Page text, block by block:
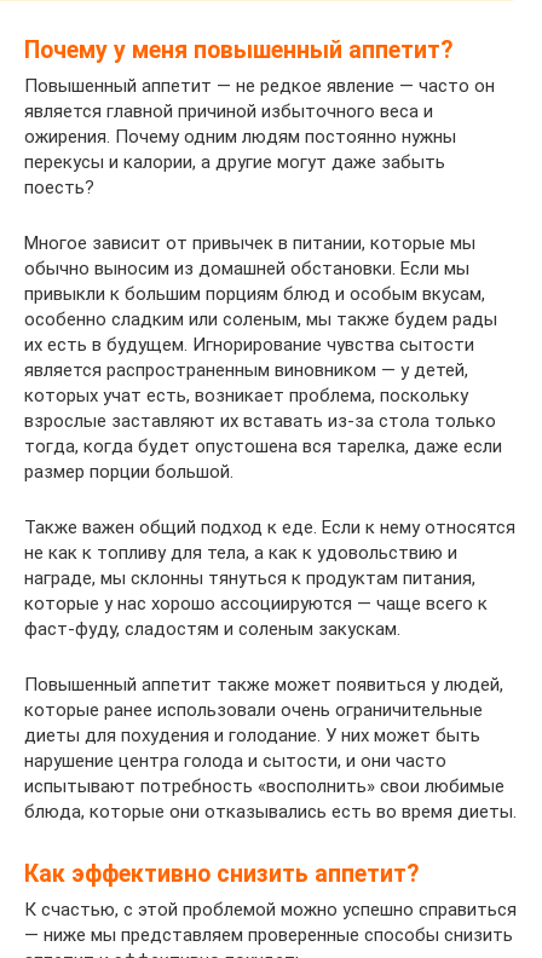
Почему у меня повышенный аппетит?
Повышенный аппетит — не редкое явление — часто он
является главной причиной избыточного веса и
ожирения. Почему одним людям постоянно нужны
перекусы и калории, а другие могут даже забыть
поесть?
Многое зависит от привычек в питании, которые мы
обычно выносим из домашней обстановки. Если мы
привыкли к большим порциям блюд и особым вкусам,
особенно сладким или соленым, мы также будем рады
их есть в будущем. Игнорирование чувства сытости
является распространенным виновником — у детей,
которых учат есть, возникает проблема, поскольку
взрослые заставляют их вставать из-за стола только
тогда, когда будет опустошена вся тарелка, даже если
размер порции большой.
Также важен общий подход к еде. Если к нему относятся
не как к топливу для тела, а как к удовольствию и
награде, мы склонны тянуться к продуктам питания,
которые у нас хорошо ассоциируются — чаще всего к
фаст-фуду, сладостям и соленым закускам.
Повышенный аппетит также может появиться у людей,
которые ранее использовали очень ограничительные
диеты для похудения и голодание. У них может быть
нарушение центра голода и сытости, и они часто
испытывают потребность «восполнить» свои любимые
блюда, которые они отказывались есть во время диеты.
Как эффективно снизить аппетит?
К счастью, с этой проблемой можно успешно справиться
— ниже мы представляем проверенные способы снизить